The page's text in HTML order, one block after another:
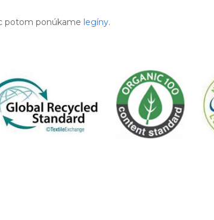
potom ponúkame legíny.